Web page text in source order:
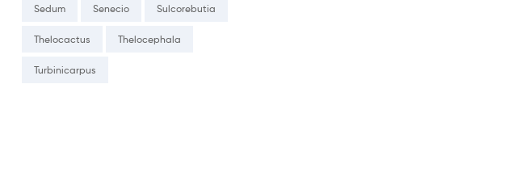
Sedum Senecio Sulcorebutia
Thelocactus Thelocephala
Turbinicarpus